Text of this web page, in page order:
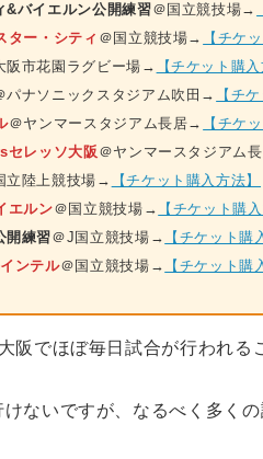
&バイエルン公開練習＠国立競技場→
ター・シティ ＠国立競技場→
【チケ
阪市花園ラグビー場→
【チケット購入
パナソニックスタジアム吹田→
【チ
＠ヤンマースタジアム長居→
【チケ
セレッソ大阪 ＠ヤンマースタジアム
立陸上競技場→
【チケット購入方法】
エルン＠国立競技場→
【チケット購入
開練習＠J国立競技場→
【チケット購
ンテル＠国立競技場→ 【チケット購
阪でほぼ毎日試合が行われる
ないですが、なるべく多く